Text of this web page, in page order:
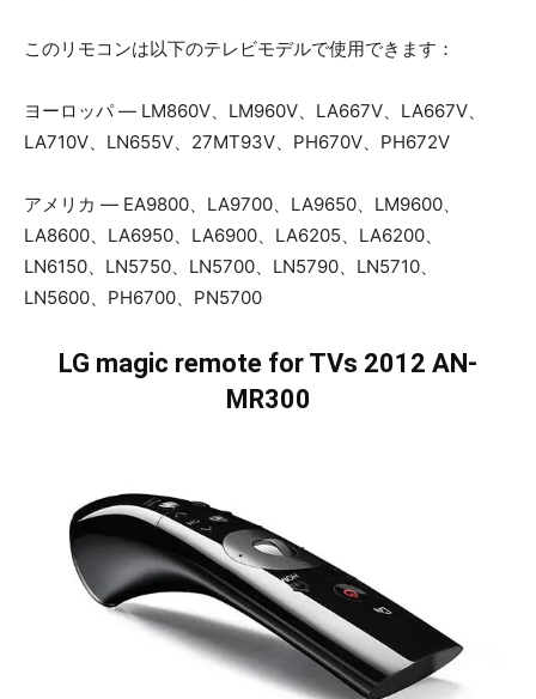
このリモコンは以下のテレビモデルで使用できます：
ヨーロッパ — LM860V、LM960V、LA667V、LA667V、
LA710V、LN655V、27MT93V、PH670V、PH672V
アメリカ — EA9800、LA9700、LA9650、LM9600、
LA8600、LA6950、LA6900、LA6205、LA6200、
LN6150、LN5750、LN5700、LN5790、LN5710、
LN5600、PH6700、PN5700
LG magic remote for TVs 2012 AN-
MR300